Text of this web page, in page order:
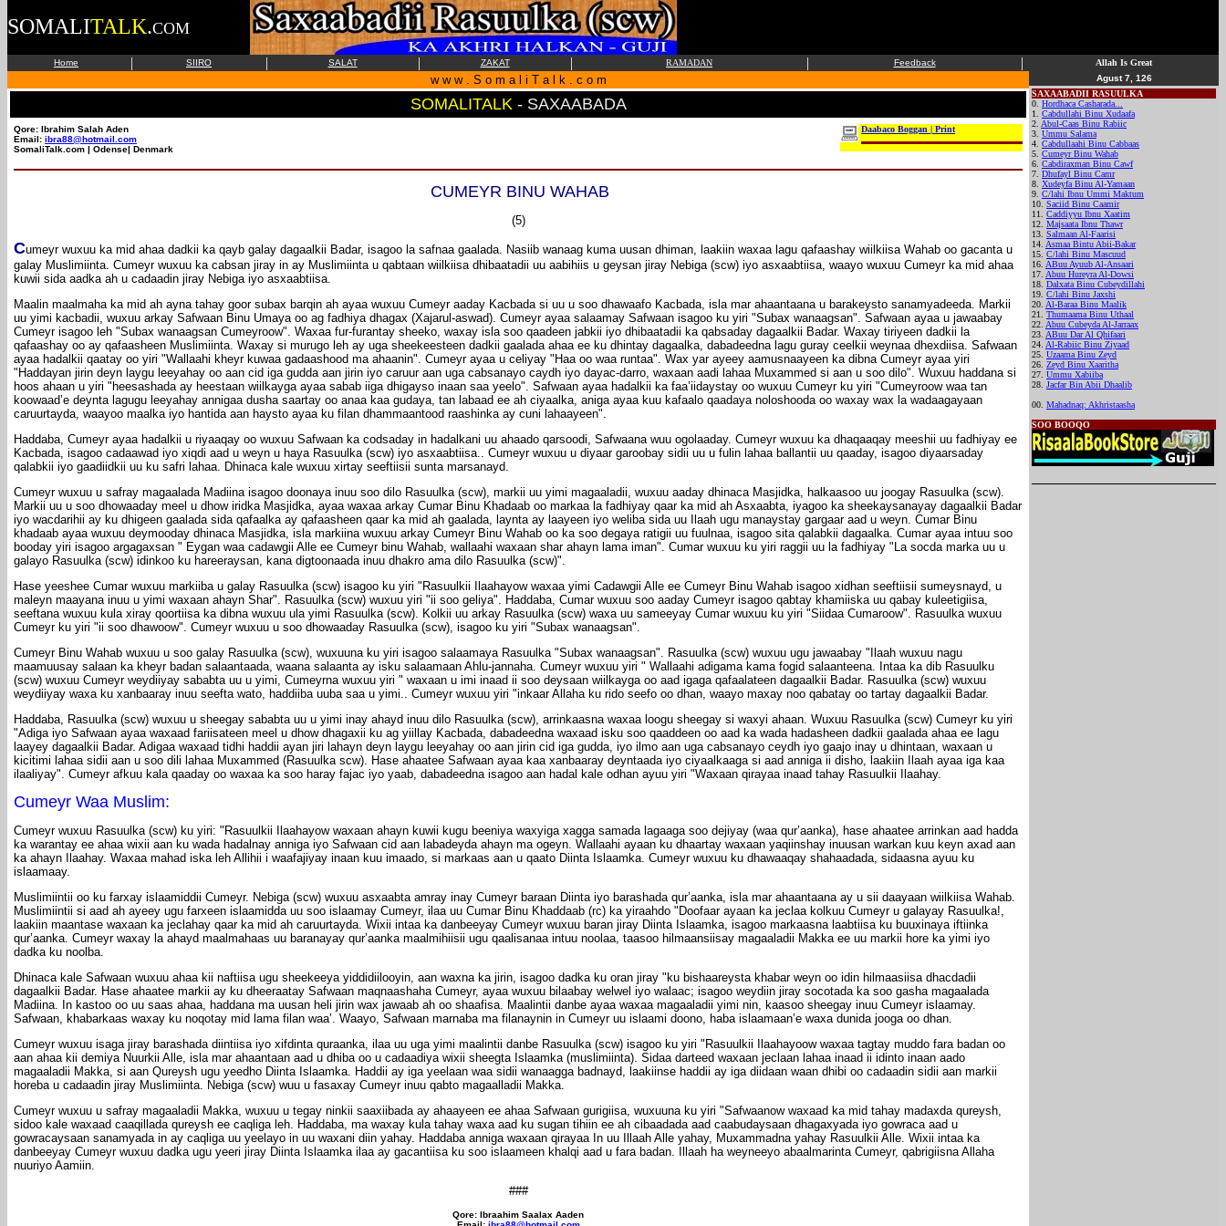
SOMALITALK.COM
Home | SIIRO | SALAT | ZAKAT | RAMADAN | Feedback |
w w w . S o m a l i T a l k . c o m
SOMALITALK- SAXAABADA
Daabaco Boggan | Print
Qore: Ibrahim Salah Aden
Email: ibra88@hotmail.com
SomaliTalk.com | Odense| Denmark
CUMEYR BINU WAHAB
(5)
Cumeyr wuxuu ka mid ahaa dadkii ka qayb galay dagaalkii Badar, isagoo la safnaa gaalada. Nasiib wanaag kuma uusan dhiman, laakiin waxaa lagu qafaashay wiilkiisa Wahab oo gacanta u
galay Muslimiinta. Cumeyr wuxuu ka cabsan jiray in ay Muslimiinta u qabtaan wiilkiisa dhibaatadii uu aabihiis u geysan jiray Nebiga (scw) iyo asxaabtiisa, waayo wuxuu Cumeyr ka mid ahaa
kuwii sida aadka ah u cadaadin jiray Nebiga iyo asxaabtiisa.
Maalin maalmaha ka mid ah ayna tahay goor subax barqin ah ayaa wuxuu Cumeyr aaday Kacbada si uu u soo dhawaafo Kacbada, isla mar ahaantaana u barakeysto sanamyadeeda. Markii
uu yimi kacbadii, wuxuu arkay Safwaan Binu Umaya oo ag fadhiya dhagax (Xajarul-aswad). Cumeyr ayaa salaamay Safwaan isagoo ku yiri "Subax wanaagsan". Safwaan ayaa u jawaabay
Cumeyr isagoo leh "Subax wanaagsan Cumeyroow". Waxaa fur-furantay sheeko, waxay isla soo qaadeen jabkii iyo dhibaatadii ka qabsaday dagaalkii Badar. Waxay tiriyeen dadkii la
qafaashay oo ay qafaasheen Muslimiinta. Waxay si murugo leh ay uga sheekeesteen dadkii gaalada ahaa ee ku dhintay dagaalka, dabadeedna lagu guray ceelkii weynaa dhexdiisa. Safwaan
ayaa hadalkii qaatay oo yiri "Wallaahi kheyr kuwaa gadaashood ma ahaanin". Cumeyr ayaa u celiyay "Haa oo waa runtaa". Wax yar ayeey aamusnaayeen ka dibna Cumeyr ayaa yiri
"Haddayan jirin deyn laygu leeyahay oo aan cid iga gudda aan jirin iyo caruur aan uga cabsanayo caydh iyo dayac-darro, waxaan aadi lahaa Muxammed si aan u soo dilo". Wuxuu haddana si
hoos ahaan u yiri "heesashada ay heestaan wiilkayga ayaa sabab iiga dhigayso inaan saa yeelo". Safwaan ayaa hadalkii ka faa’iidaystay oo wuxuu Cumeyr ku yiri "Cumeyroow waa tan
koowaad’e deynta lagugu leeyahay annigaa dusha saartay oo anaa kaa gudaya, tan labaad ee ah ciyaalka, aniga ayaa kuu kafaalo qaadaya noloshooda oo waxay wax la wadaagayaan
caruurtayda, waayoo maalka iyo hantida aan haysto ayaa ku filan dhammaantood raashinka ay cuni lahaayeen".
Haddaba, Cumeyr ayaa hadalkii u riyaaqay oo wuxuu Safwaan ka codsaday in hadalkani uu ahaado qarsoodi, Safwaana wuu ogolaaday. Cumeyr wuxuu ka dhaqaaqay meeshii uu fadhiyay ee
Kacbada, isagoo cadaawad iyo xiqdi aad u weyn u haya Rasuulka (scw) iyo asxaabtiisa.. Cumeyr wuxuu u diyaar garoobay sidii uu u fulin lahaa ballantii uu qaaday, isagoo diyaarsaday
qalabkii iyo gaadiidkii uu ku safri lahaa. Dhinaca kale wuxuu xirtay seeftiisii sunta marsanayd.
Cumeyr wuxuu u safray magaalada Madiina isagoo doonaya inuu soo dilo Rasuulka (scw), markii uu yimi magaaladii, wuxuu aaday dhinaca Masjidka, halkaasoo uu joogay Rasuulka (scw).
Markii uu u soo dhowaaday meel u dhow iridka Masjidka, ayaa waxaa arkay Cumar Binu Khadaab oo markaa la fadhiyay qaar ka mid ah Asxaabta, iyagoo ka sheekaysanayay dagaalkii Badar
iyo wacdarihii ay ku dhigeen gaalada sida qafaalka ay qafaasheen qaar ka mid ah gaalada, laynta ay laayeen iyo weliba sida uu Ilaah ugu manaystay gargaar aad u weyn. Cumar Binu
khadaab ayaa wuxuu deymooday dhinaca Masjidka, isla markiina wuxuu arkay Cumeyr Binu Wahab oo ka soo degaya ratigii uu fuulnaa, isagoo sita qalabkii dagaalka. Cumar ayaa intuu soo
booday yiri isagoo argagaxsan " Eygan waa cadawgii Alle ee Cumeyr binu Wahab, wallaahi waxaan shar ahayn lama iman". Cumar wuxuu ku yiri raggii uu la fadhiyay "La socda marka uu u
galayo Rasuulka (scw) idinkoo ku hareeraysan, kana digtoonaada inuu dhakro ama dilo Rasuulka (scw)".
Hase yeeshee Cumar wuxuu markiiba u galay Rasuulka (scw) isagoo ku yiri "Rasuulkii Ilaahayow waxaa yimi Cadawgii Alle ee Cumeyr Binu Wahab isagoo xidhan seeftiisii sumeysnayd, u
maleyn maayana inuu u yimi waxaan ahayn Shar". Rasuulka (scw) wuxuu yiri "ii soo geliya". Haddaba, Cumar wuxuu soo aaday Cumeyr isagoo qabtay khamiiska uu qabay kuleetigiisa,
seeftana wuxuu kula xiray qoortiisa ka dibna wuxuu ula yimi Rasuulka (scw). Kolkii uu arkay Rasuulka (scw) waxa uu sameeyay Cumar wuxuu ku yiri "Siidaa Cumaroow". Rasuulka wuxuu
Cumeyr ku yiri "ii soo dhawoow". Cumeyr wuxuu u soo dhowaaday Rasuulka (scw), isagoo ku yiri "Subax wanaagsan".
Cumeyr Binu Wahab wuxuu u soo galay Rasuulka (scw), wuxuuna ku yiri isagoo salaamaya Rasuulka "Subax wanaagsan". Rasuulka (scw) wuxuu ugu jawaabay "Ilaah wuxuu nagu
maamuusay salaan ka kheyr badan salaantaada, waana salaanta ay isku salaamaan Ahlu-jannaha. Cumeyr wuxuu yiri " Wallaahi adigama kama fogid salaanteena. Intaa ka dib Rasuulku
(scw) wuxuu Cumeyr weydiiyay sababta uu u yimi, Cumeyrna wuxuu yiri " waxaan u imi inaad ii soo deysaan wiilkayga oo aad igaga qafaalateen dagaalkii Badar. Rasuulka (scw) wuxuu
weydiiyay waxa ku xanbaaray inuu seefta wato, haddiiba uuba saa u yimi.. Cumeyr wuxuu yiri "inkaar Allaha ku rido seefo oo dhan, waayo maxay noo qabatay oo tartay dagaalkii Badar.
Haddaba, Rasuulka (scw) wuxuu u sheegay sababta uu u yimi inay ahayd inuu dilo Rasuulka (scw), arrinkaasna waxaa loogu sheegay si waxyi ahaan. Wuxuu Rasuulka (scw) Cumeyr ku yiri
"Adiga iyo Safwaan ayaa waxaad fariisateen meel u dhow dhagaxii ku ag yiillay Kacbada, dabadeedna waxaad isku soo qaaddeen oo aad ka wada hadasheen dadkii gaalada ahaa ee lagu
laayey dagaalkii Badar. Adigaa waxaad tidhi haddii ayan jiri lahayn deyn laygu leeyahay oo aan jirin cid iga gudda, iyo ilmo aan uga cabsanayo ceydh iyo gaajo inay u dhintaan, waxaan u
kicitimi lahaa sidii aan u soo dili lahaa Muxammed (Rasuulka scw). Hase ahaatee Safwaan ayaa kaa xanbaaray deyntaada iyo ciyaalkaaga si aad anniga ii disho, laakiin Ilaah ayaa iga kaa
ilaaliyay". Cumeyr afkuu kala qaaday oo waxaa ka soo haray fajac iyo yaab, dabadeedna isagoo aan hadal kale odhan ayuu yiri "Waxaan qirayaa inaad tahay Rasuulkii Ilaahay.
Cumeyr Waa Muslim:
Cumeyr wuxuu Rasuulka (scw) ku yiri: "Rasuulkii Ilaahayow waxaan ahayn kuwii kugu beeniya waxyiga xagga samada lagaaga soo dejiyay (waa qur’aanka), hase ahaatee arrinkan aad hadda
ka warantay ee ahaa wixii aan ku wada hadalnay anniga iyo Safwaan cid aan labadeyda ahayn ma ogeyn. Wallaahi ayaan ku dhaartay waxaan yaqiinshay inuusan warkan kuu keyn axad aan
ka ahayn Ilaahay. Waxaa mahad iska leh Allihii i waafajiyay inaan kuu imaado, si markaas aan u qaato Diinta Islaamka. Cumeyr wuxuu ku dhawaaqay shahaadada, sidaasna ayuu ku
islaamaay.
Muslimiintii oo ku farxay islaamiddii Cumeyr. Nebiga (scw) wuxuu asxaabta amray inay Cumeyr baraan Diinta iyo barashada qur’aanka, isla mar ahaantaana ay u sii daayaan wiilkiisa Wahab.
Muslimiintii si aad ah ayeey ugu farxeen islaamidda uu soo islaamay Cumeyr, ilaa uu Cumar Binu Khaddaab (rc) ka yiraahdo "Doofaar ayaan ka jeclaa kolkuu Cumeyr u galayay Rasuulka!,
laakiin maantase waxaan ka jeclahay qaar ka mid ah caruurtayda. Wixii intaa ka danbeeyay Cumeyr wuxuu baran jiray Diinta Islaamka, isagoo markaasna laabtiisa ku buuxinaya iftiinka
qur’aanka. Cumeyr waxay la ahayd maalmahaas uu baranayay qur’aanka maalmihiisii ugu qaalisanaa intuu noolaa, taasoo hilmaansiisay magaaladii Makka ee uu markii hore ka yimi iyo
dadka ku noolba.
Dhinaca kale Safwaan wuxuu ahaa kii naftiisa ugu sheekeeya yiddidiilooyin, aan waxna ka jirin, isagoo dadka ku oran jiray "ku bishaareysta khabar weyn oo idin hilmaasiisa dhacdadii
dagaalkii Badar. Hase ahaatee markii ay ku dheeraatay Safwaan maqnaashaha Cumeyr, ayaa wuxuu bilaabay welwel iyo walaac; isagoo weydiin jiray socotada ka soo gasha magaalada
Madiina. In kastoo oo uu saas ahaa, haddana ma uusan heli jirin wax jawaab ah oo shaafisa. Maalintii danbe ayaa waxaa magaaladii yimi nin, kaasoo sheegay inuu Cumeyr islaamay.
Safwaan, khabarkaas waxay ku noqotay mid lama filan waa’. Waayo, Safwaan marnaba ma filanaynin in Cumeyr uu islaami doono, haba islaamaan’e waxa dunida jooga oo dhan.
Cumeyr wuxuu isaga jiray barashada diintiisa iyo xifdinta quraanka, ilaa uu uga yimi maalintii danbe Rasuulka (scw) isagoo ku yiri "Rasuulkii Ilaahayoow waxaa tagtay muddo fara badan oo
aan ahaa kii demiya Nuurkii Alle, isla mar ahaantaan aad u dhiba oo u cadaadiya wixii sheegta Islaamka (muslimiinta). Sidaa darteed waxaan jeclaan lahaa inaad ii idinto inaan aado
magaaladii Makka, si aan Qureysh ugu yeedho Diinta Islaamka. Haddii ay iga yeelaan waa sidii wanaagga badnayd, laakiinse haddii ay iga diidaan waan dhibi oo cadaadin sidii aan markii
horeba u cadaadin jiray Muslimiinta. Nebiga (scw) wuu u fasaxay Cumeyr inuu qabto magaalladii Makka.
Cumeyr wuxuu u safray magaaladii Makka, wuxuu u tegay ninkii saaxiibada ay ahaayeen ee ahaa Safwaan gurigiisa, wuxuuna ku yiri "Safwaanow waxaad ka mid tahay madaxda qureysh,
sidoo kale waxaad caaqillada qureysh ee caqliga leh. Haddaba, ma waxay kula tahay waxa aad ku sugan tihiin ee ah cibaadada aad caabudaysaan dhagaxyada iyo gowraca aad u
gowracaysaan sanamyada in ay caqliga uu yeelayo in uu waxani diin yahay. Haddaba anniga waxaan qirayaa In uu Illaah Alle yahay, Muxammadna yahay Rasuulkii Alle. Wixii intaa ka
danbeeyay Cumeyr wuxuu dadka ugu yeeri jiray Diinta Islaamka ilaa ay gacantiisa ku soo islaameen khalqi aad u fara badan. Illaah ha weyneeyo abaalmarinta Cumeyr, qabrigiisna Allaha
nuuriyo Aamiin.
###
Qore: Ibraahim Saalax Aaden
Allah Is Great
Agust 7, 126
SAXAABADII RASUULKA
0. Hordhaca Casharada...
1. Cabdullahi Binu Xudaafa
2. Abul-Caas Binu Rabiic
3. Ummu Salama
4. Cabdullaahi Binu Cabbaas
5. Cumeyr Binu Wahab
6. Cabdiraxman Binu Cawf
7. Dhufayl Binu Camr
8. Xudeyfa Binu Al-Yamaan
9. C/lahi Ibnu Ummi Maktum
10. Saciid Binu Caamir
11. Caddiyyu Ibnu Xaatim
12. Majsaata Ibnu Thawr
13. Salmaan Al-Faarisi
14. Asmaa Bintu Abii-Bakar
15. C/lahi Binu Mascuud
16. ABuu Ayuub Al-Ansaari
17. Abuu Hureyra Al-Dowsi
18. Dalxata Binu Cubeydillahi
19. C/lahi Binu Jaxshi
20. Al-Baraa Binu Maalik
21. Thumaama Binu Uthaal
22. Abuu Cubeyda Al-Jarraax
23. ABuu Dar Al Qhifaari
24. Al-Rabiic Binu Ziyaad
25. Uzaama Binu Zeyd
26. Zeyd Binu Xaaritha
27. Ummu Xabiiba
28. Jacfar Bin Abii Dhaalib
00. Mahadnaq: Akhristaasha
SOO BOOQO